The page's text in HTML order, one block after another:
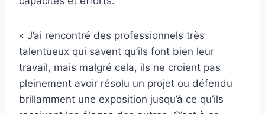
« J’ai rencontré des professionnels très
talentueux qui savent qu’ils font bien leur
travail, mais malgré cela, ils ne croient pas
pleinement avoir résolu un projet ou défendu
brillamment une exposition jusqu’à ce qu’ils